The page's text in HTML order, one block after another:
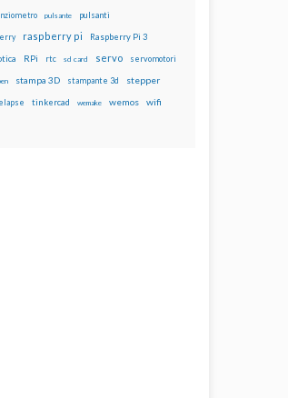
pulsante pulsanti
raspberry pi Raspberry Pi 3
RPi rtc sd card servo servomotori
stampa 3D stampante 3d stepper
tinkercad wemake wemos wifi